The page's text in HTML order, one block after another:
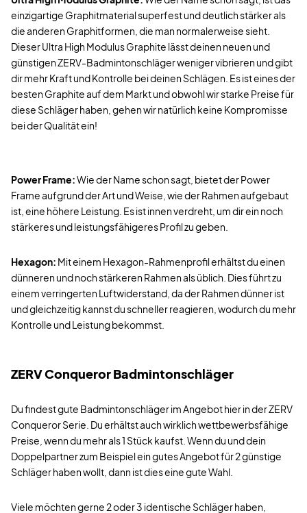
einzigartige Graphitmaterial superfest und deutlich stärker als
die anderen Graphitformen, die man normalerweise sieht.
Dieser Ultra High Modulus Graphite lässt deinen neuen und
günstigen ZERV-Badmintonschläger weniger vibrieren und gibt
dir mehr Kraft und Kontrolle bei deinen Schlägen. Es ist eines der
besten Graphite auf dem Markt und obwohl wir starke Preise für
diese Schläger haben, gehen wir natürlich keine Kompromisse
bei der Qualität ein!
Power Frame:Wie der Name schon sagt, bietet der Power
Frame aufgrund der Art und Weise, wie der Rahmen aufgebaut
ist, eine höhere Leistung. Es ist innen verdreht, um dir ein noch
stärkeres und leistungsfähigeres Profil zu geben.
Hexagon: Mit einem Hexagon-Rahmenprofil erhältst du einen
dünneren und noch stärkeren Rahmen als üblich. Dies führt zu
einem verringerten Luftwiderstand, da der Rahmen dünner ist
und gleichzeitig kannst du schneller reagieren, wodurch du mehr
Kontrolle und Leistung bekommst.
ZERV Conqueror Badmintonschläger
Du findest gute Badmintonschläger im Angebot hier in der ZERV
Conqueror Serie. Du erhältst auch wirklich wettbewerbsfähige
Preise, wenn du mehr als 1 Stück kaufst. Wenn du und dein
Doppelpartner zum Beispiel ein gutes Angebot für 2 günstige
Schläger haben wollt, dann ist dies eine gute Wahl.
Viele möchten gerne 2 oder 3 identische Schläger haben,